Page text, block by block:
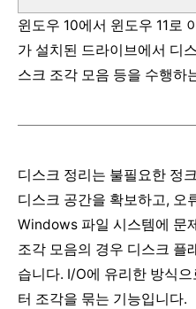
윈도우 10에서 윈도우 11로
가 설치된 드라이브에서 디
스크 조각 모음 등을 수행하
디스크 정리는 불필요한 정
디스크 공간을 확보하고, 오
Windows 파일 시스템에 문
조각 모음의 경우 디스크 플
습니다. I/O에 유리한 방식
터 조각을 묶는 기능입니다.